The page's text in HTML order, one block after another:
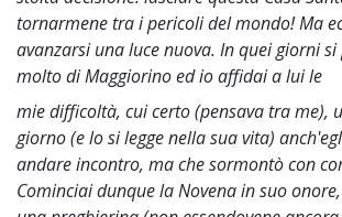
tornarmene tra i pericoli del mondo! Ma
avanzarsi una luce nuova. In quei giorni
molto di Maggiorino ed io affidai a lui le
mie difficoltà, cui certo (pensava tra me),
giorno (e lo si legge nella sua vita)
andare incontro, ma che sormontò con
Cominciai dunque la Novena in suo